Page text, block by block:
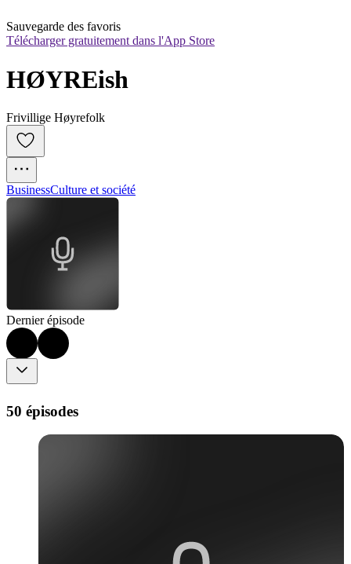
Sauvegarde des favoris
Télécharger gratuitement dans l'App Store
HØYREish
Frivillige Høyrefolk
BusinessCulture et société
Dernier épisode
50 épisodes